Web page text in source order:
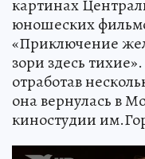
картинах
юношеских
«Приключение
зори здесь
отработав
она вернулась в
киностудии